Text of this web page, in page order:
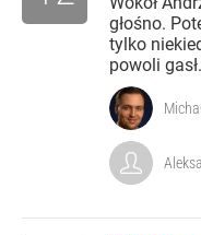
głośno.
tylko
powoli gasł.